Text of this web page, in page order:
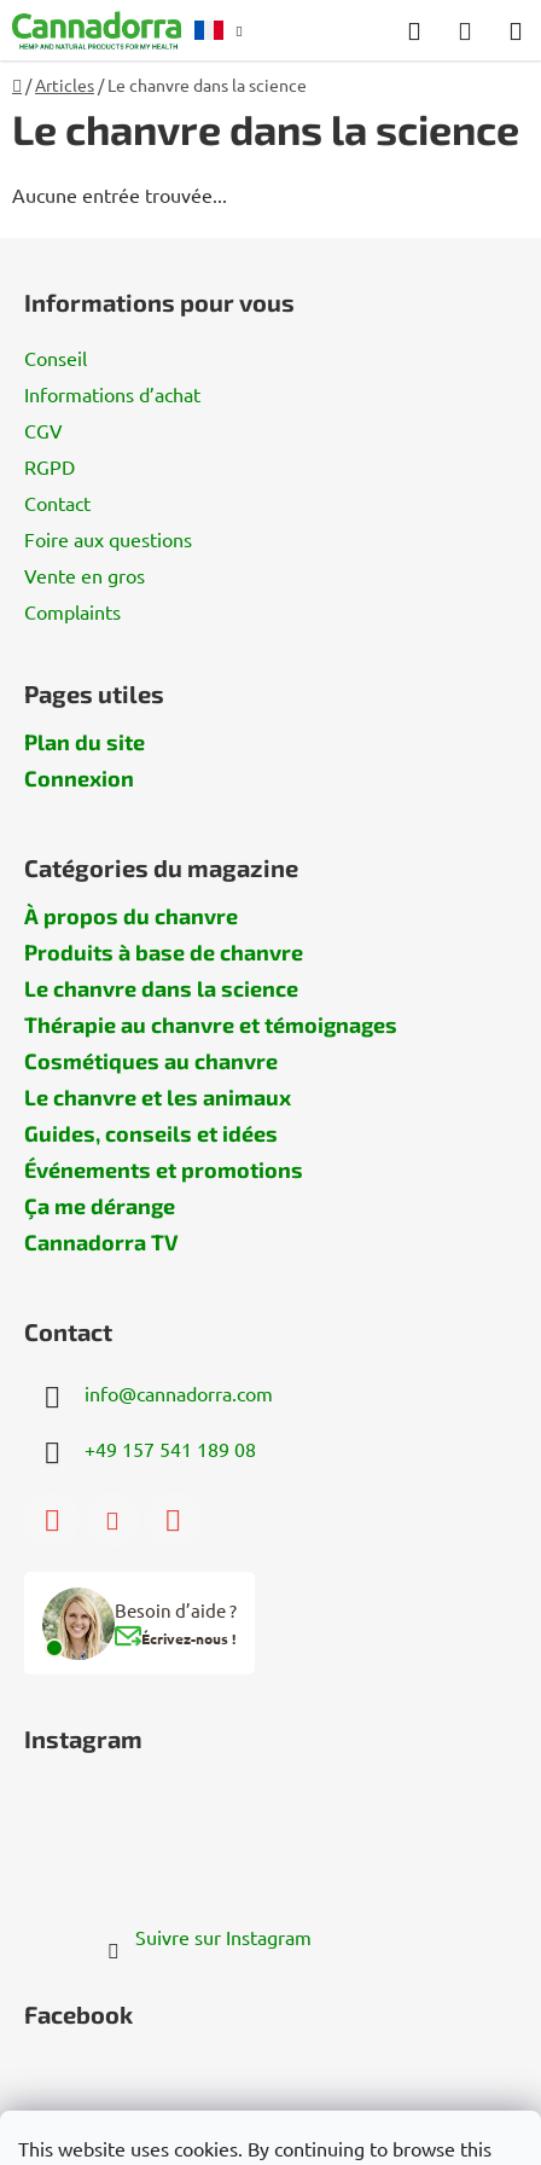
This website uses cookies. By continuing to browse this
Aller
au
contenu
Recherche
Accueil
/Articles / Le chanvre dans la science
Le chanvre dans la science
Aucune entrée trouvée...
Informations pour vous
Conseil
Informations d’achat
CGV
RGPD
Contact
Foire aux questions
Vente en gros
Complaints
Pages utiles
Plan du site
Connexion
Catégories du magazine
À propos du chanvre
Produits à base de chanvre
Le chanvre dans la science
Thérapie au chanvre et témoignages
Cosmétiques au chanvre
Le chanvre et les animaux
Guides, conseils et idées
Événements et promotions
Ça me dérange
Cannadorra TV
Contact
info@cannadorra.com
+49 157 541 189 08
Besoin d’aide ?
Écrivez-nous !
Instagram
Suivre sur Instagram
Facebook